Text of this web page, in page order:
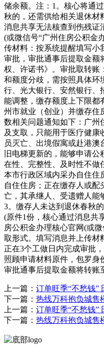
储余额。注：1。核心将通
秋的，还需供给相关退休材
消息共享无法核查到伤残证
(或微信号“广州住房公积金
传材料：按系统提醒填写小
审批，审批通事后提取金额
权、许诺书》。审批取转账
和额度分歧，需按照具体环
行、光大银行、安然银行、
能调整，缴存额度上下限都
州市就业（创业）并缴存住
数相关问题通知如下：广州
及支取，只能用于医疗健
员灭亡、出境假寓或赴港
旧电梯更新的，能够申请
在性、完整性、及时性不做
本市行政区域内采办自住住
自住住房；正在缴存人或
亡，其承继人、受遗赠人能
3。缴存人未达到退休春秋
(原件1份，核心通过消息共
房公积金办理核心官网(或
取形式。填写消息并上传材
正在3个工做日内完成审批
照顾申请材料原件，包罗身
审批通事后提取金额将转账
上一篇： 订单旺季“不愁钱”
下一篇： 热线万科抱负城售
上一篇： 订单旺季“不愁钱”
下一篇： 热线万科抱负城售